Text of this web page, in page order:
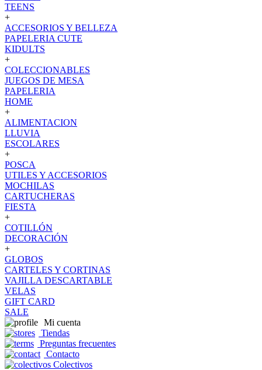
TEENS
+
ACCESORIOS Y BELLEZA
PAPELERIA CUTE
KIDULTS
+
COLECCIONABLES
JUEGOS DE MESA
PAPELERIA
HOME
+
ALIMENTACION
LLUVIA
ESCOLARES
+
POSCA
UTILES Y ACCESORIOS
MOCHILAS
CARTUCHERAS
FIESTA
+
COTILLÓN
DECORACIÓN
+
GLOBOS
CARTELES Y CORTINAS
VAJILLA DESCARTABLE
VELAS
GIFT CARD
SALE
Mi cuenta
Tiendas
Preguntas frecuentes
Contacto
Colectivos